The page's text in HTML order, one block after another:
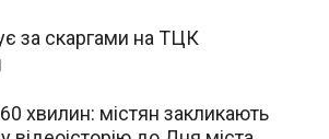
за скаргами на ТЦК
хвилин: містян закликають